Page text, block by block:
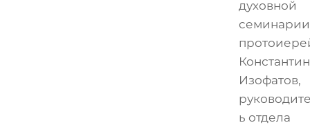
духовной
семинарии
Константин
Изофатов,
ь отдела